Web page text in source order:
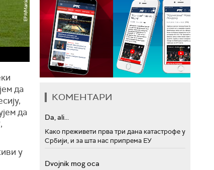
да
да
у
КОМЕНТАРИ
Da, ali...
Како преживети прва три дана катастрофе у
Србији, и за шта нас припрема ЕУ
Dvojnik mog oca